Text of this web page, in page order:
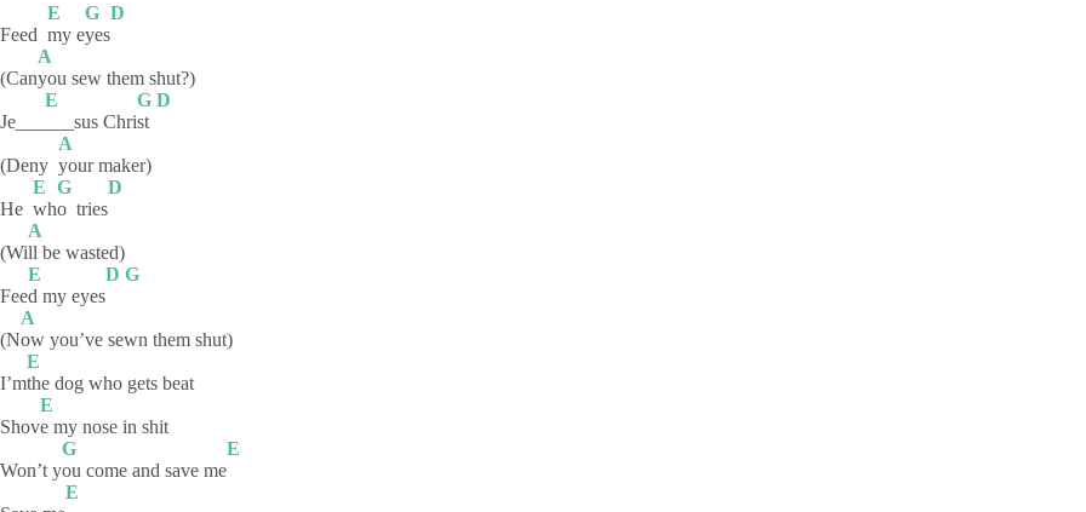
Feed
E
my e
G
yes
D
(Can
A
you sew them shut?)
Je___
E
___sus Chri
G
st
D
(Deny
A
yourmaker)
He
E
wh
G
o tries
D
(Wi
A
ll be wasted)
Fee
E
d my eyes
D G
(N
A
ow you’ve sewn them shut)
I’m
E
the dog who gets beat
Shov
E
e my nose in shit
Won’t y
G
ou come and save me
E
E